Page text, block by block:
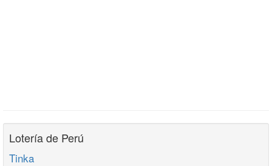
Lotería de Perú
Tinka